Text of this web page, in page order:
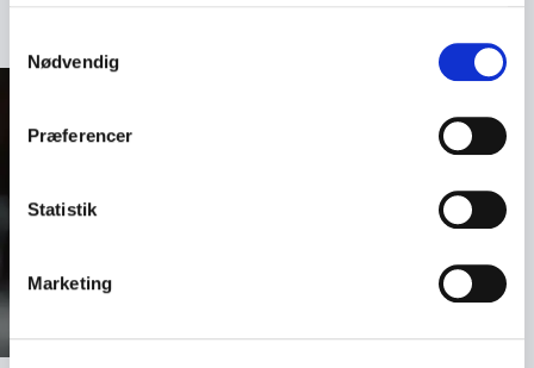
Nødvendig
Præferencer
Statistik
Marketing